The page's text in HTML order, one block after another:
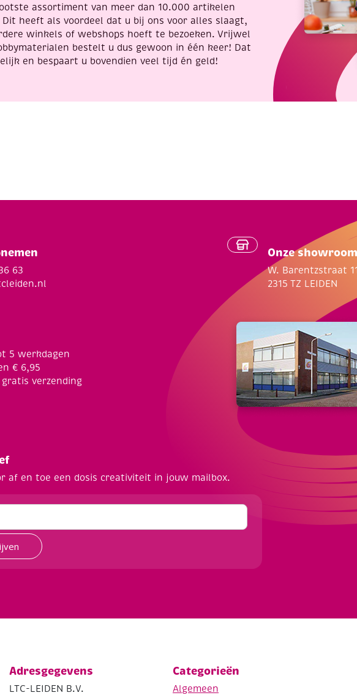
assortiment van meer dan 10.000 artikelen
Dit heeft als voordeel dat u bij ons voor alles slaagt,
winkels of webshops hoeft te bezoeken. Vrijwel
bestelt u dus gewoon in één keer! Dat
en bespaart u bovendien veel tijd én geld!
63
5 werkdagen
€ 6,95
verzending
Onze showroom
W. Barentzstraat
2315 TZ LEIDEN
af en toe een dosis creativiteit in jouw mailbox.
Adresgegevens
LTC-LEIDEN B.V.
Categorieën
Algemeen